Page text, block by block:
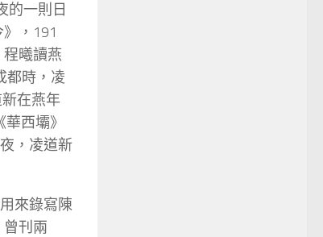
的一則日
，191
曦讀燕
都時，凌
在燕年
西壩》
，凌道新
來錄寫陳
刊兩